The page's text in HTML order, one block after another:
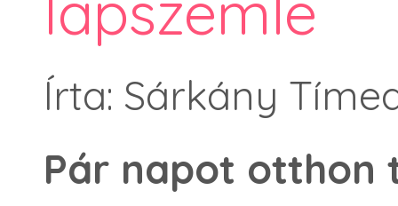
Írta: Sárkány
Pár napot otthon